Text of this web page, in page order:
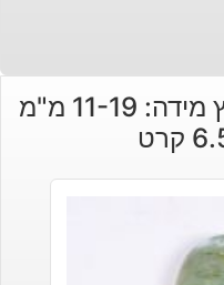
אקוומרין מלוטש לשיבוץ מידה: 11-19 מ"מ